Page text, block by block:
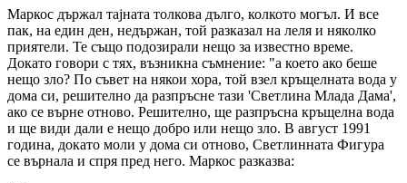
Маркос държал тајната толкова дълго, колкото могъл. И все
пак, на един ден, недържан, той разказал на леля и няколко
приятели. Те също подозирали нещо за известно време.
Докато говори с тях, възникна съмнение: "а което ако беше
нещо зло? По съвет на някои хора, той взел кръщелната вода у
дома си, решително да разпръсне тази 'Светлина Млада Дама',
ако се върне отново. Решително, ще разпръсна кръщелна вода
и ще види дали е нещо добро или нещо зло. В август 1991
година, докато моли у дома си отново, Светлинната Фигура
се върнала и спря пред него. Маркос разказва: